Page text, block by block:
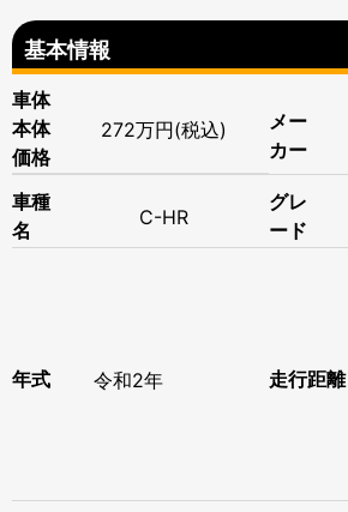
基本情報
車体
本体
価格
272万円(税込)
メー
カー
車種
名
C-HR
グレ
ード
年式 令和2年 走行距離